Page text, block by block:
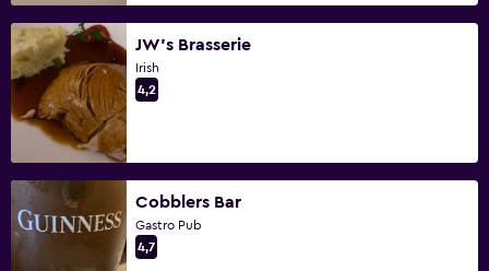
JW's Brasserie
Irish
4,2
Cobblers Bar
Gastro Pub
4,7